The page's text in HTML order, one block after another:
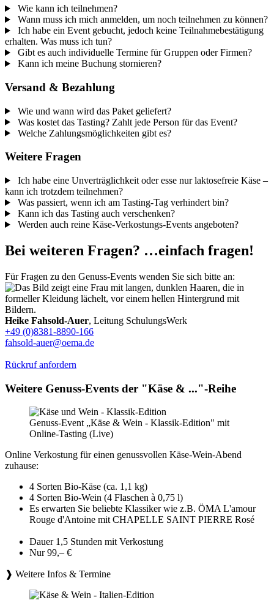
Wie kann ich teilnehmen?
Wann muss ich mich anmelden, um noch teilnehmen zu können?
Ich habe ein Event gebucht, jedoch keine Teilnahmebestätigung
erhalten. Was muss ich tun?
Gibt es auch individuelle Termine für Gruppen oder Firmen?
Kann ich meine Buchung stornieren?
Versand & Bezahlung
Wie und wann wird das Paket geliefert?
Was kostet das Tasting? Zahlt jede Person für das Event?
Welche Zahlungsmöglichkeiten gibt es?
Weitere Fragen
Ich habe eine Unverträglichkeit oder esse nur laktosefreie Käse –
kann ich trotzdem teilnehmen?
Was passiert, wenn ich am Tasting-Tag verhindert bin?
Kann ich das Tasting auch verschenken?
Werden auch reine Käse-Verkostungs-Events angeboten?
Bei weiteren Fragen? …einfach fragen!
Für Fragen zu den Genuss-Events wenden Sie sich bitte an:
Heike Fahsold-Auer, Leitung SchulungsWerk
+49 (0)8381-8890-166
fahsold-auer@oema.de
Rückruf anfordern
Weitere Genuss-Events der "Käse & ..."-Reihe
Genuss-Event „Käse & Wein - Klassik-Edition" mit
Online-Tasting (Live)
Online Verkostung für einen genussvollen Käse-Wein-Abend
zuhause:
4 Sorten Bio-Käse (ca. 1,1 kg)
4 Sorten Bio-Wein (4 Flaschen à 0,75 l)
Es erwarten Sie beliebte Klassiker wie z.B. ÖMA L'amour
Rouge d'Antoine mit CHAPELLE SAINT PIERRE Rosé
Dauer 1,5 Stunden mit Verkostung
Nur 99,– €
❱ Weitere Infos & Termine